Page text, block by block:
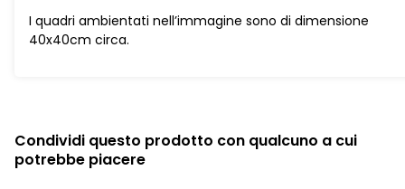
I quadri ambientati nell’immagine sono di dimensione
40x40cm circa.
Condividi questo prodotto con qualcuno a cui
potrebbe piacere